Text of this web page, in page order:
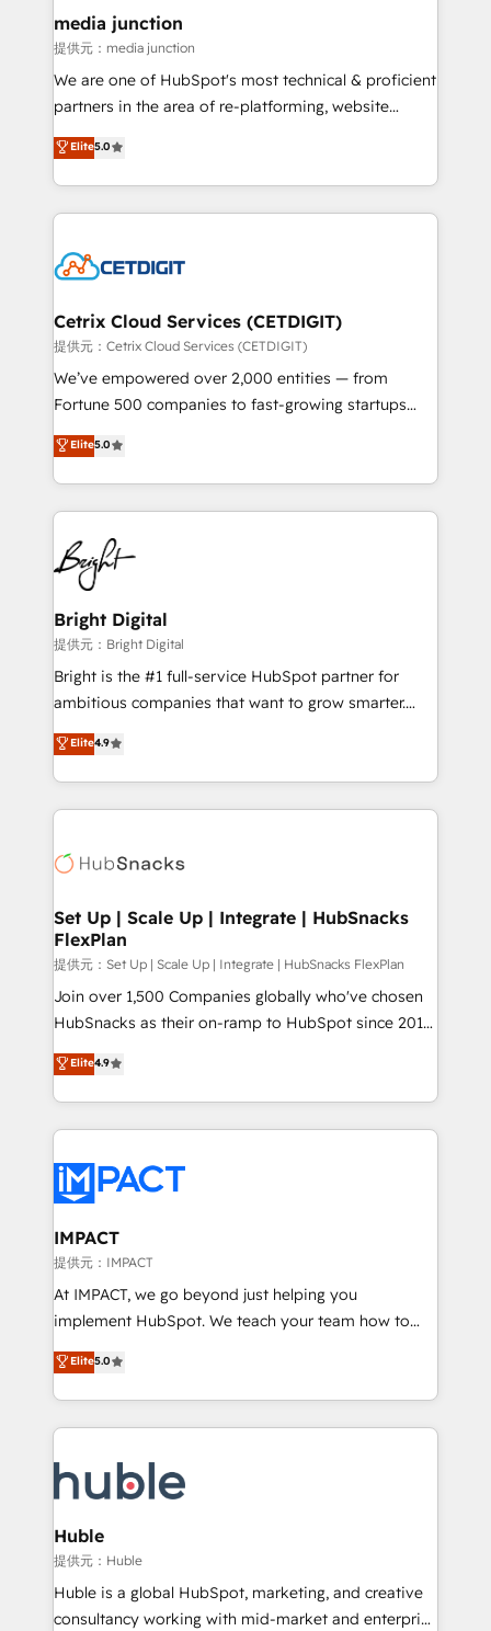
Mexico, USA, and Portugal—we've executed over a
hundred successful operations. Our approach,
rooted in RevOps principles, integrates analysis,
training, planning, and qualification. Leveraging
inbound marketing tactics, we focus on
understanding, nurturing, and converting leads.
competitive market.
media junction
提供元：media junction
We are one of HubSpot's most technical & proficient
partners in the area of re-platforming, website
design & development. We specialize in multi-hub
implementations for mid-market & enterprise
companies. We are woman-owned, powered by
coffee, and we ❤️ dogs. We produce award-winning
Impact Award 🏆2022 Technical Expertise Impact
Award 🏆2020 Elite Solutions Partner 🏆2019
Integrations HubSpot Impact Award 🏆2019
Marketing Enablement HubSpot Impact Award 🏆
2018 Website Design HubSpot Impact Award 🏆2017
Growth-Driven Design Agency of the Year 🏆2016
Sales Enablement HubSpot Impact Award 🏆2015
HubSpot COS Performance Award 🏆2014 HubSpot
COS Design Award 🏆2013 HubSpot Marketplace
Partner 📆Founded in 1997
Elite5.0
Cetrix Cloud Services (CETDIGIT)
提供元：Cetrix Cloud Services (CETDIGIT)
We’ve empowered over 2,000 entities — from
Fortune 500 companies to fast-growing startups
and nonprofits — to streamline operations, scale
revenue, and unlock the full potential of HubSpot.
With deep technical and industry expertise, we fuse
automation, integration, and AI innovation to deliver
lasting impact. We specialize in: • Turnkey and end-
to-end HubSpot implementations • Onboarding for
Sales, Service, Marketing & Content Hubs • AI voice
and chat agents, predictive automation, and smart
workflows • Salesforce + HubSpot integration •
RevOps and AI-driven sales enablement • Website
design and CMS development • ERP integration: SAP,
and CRM migration from any platform •
Client/member portals built on HubSpot • Custom
WooCommerce, BuilderTrend, and more Experience
the difference — reach out to see how AI + HubSpot
Elite5.0
Bright Digital
提供元：Bright Digital
Bright is the #1 full-service HubSpot partner for
ambitious companies that want to grow smarter.
From HubSpot onboarding, to training, from
developing a new website to lead generation and
digital marketing; we do it all (and with great
results)! In short, our services include: - HubSpot
HubSpot development: websites, custom modules,
marketing, advertising, campaigns, content and
design We connect people, data and technology to
improve customer experiences. With our bright
people, exciting ideas and can-do mentality, we
ensure revenue growth on a daily basis. So tell us
team of 100+ experts is ready for you! Driving digital
growth | www.brightdigital.com
Elite4.9
Set Up | Scale Up | Integrate | HubSnacks
FlexPlan
提供元：Set Up | Scale Up | Integrate | HubSnacks FlexPlan
Join over 1,500 Companies globally who've chosen
HubSnacks as their on-ramp to HubSpot since 2014
Simple pay-as-you-go plans that accelerate value...
1️⃣ Set Up | Onboarding New or Check-fixing existing
HubSpot portals 2️⃣ Scale Up | 100% HubSpot Task
Execution... Global 24/7 ... All Experts 3️⃣ Integrate |
Slash months from your API Integration project... ⬅️
Click "Contact Business" ⬅️ to access 150+ Kickstart
Integration templates that put HubSpot in the center
of your tech stack, syncing... 🛍️ Shopify or
WooCommerce 💲 Stripe or Paypal 💰 Sage or
Netsuite 🤖 Google or Microsoft ✍️ DocuSign or
the rare Advanced "Custom Integrations"
Accreditation, securely sync data across... 🔄 any
new HubSpot portal with Advanced Website and
CRM Migrations using our in-house "HubScrub" Tool.
Elite4.9
IMPACT
提供元：IMPACT
At IMPACT, we go beyond just helping you
implement HubSpot. We teach your team how to
master it. As the creators of the Endless Customers
System™ (the next evolution of They Ask, You
Answer), we’re the only HubSpot partner built
entirely around coaching and training. That means
skills, processes, and internal team you need to
attract the right buyers, close deals faster, and grow
without outside dependencies. You’ll learn how to: •
Set up, audit, and organize your HubSpot portal •
Get your sales team fully using HubSpot • Track
pipeline and revenue across the entire buyer journey
Elite5.0
Huble
提供元：Huble
Huble is a global HubSpot, marketing, and creative
consultancy working with mid-market and enterprise